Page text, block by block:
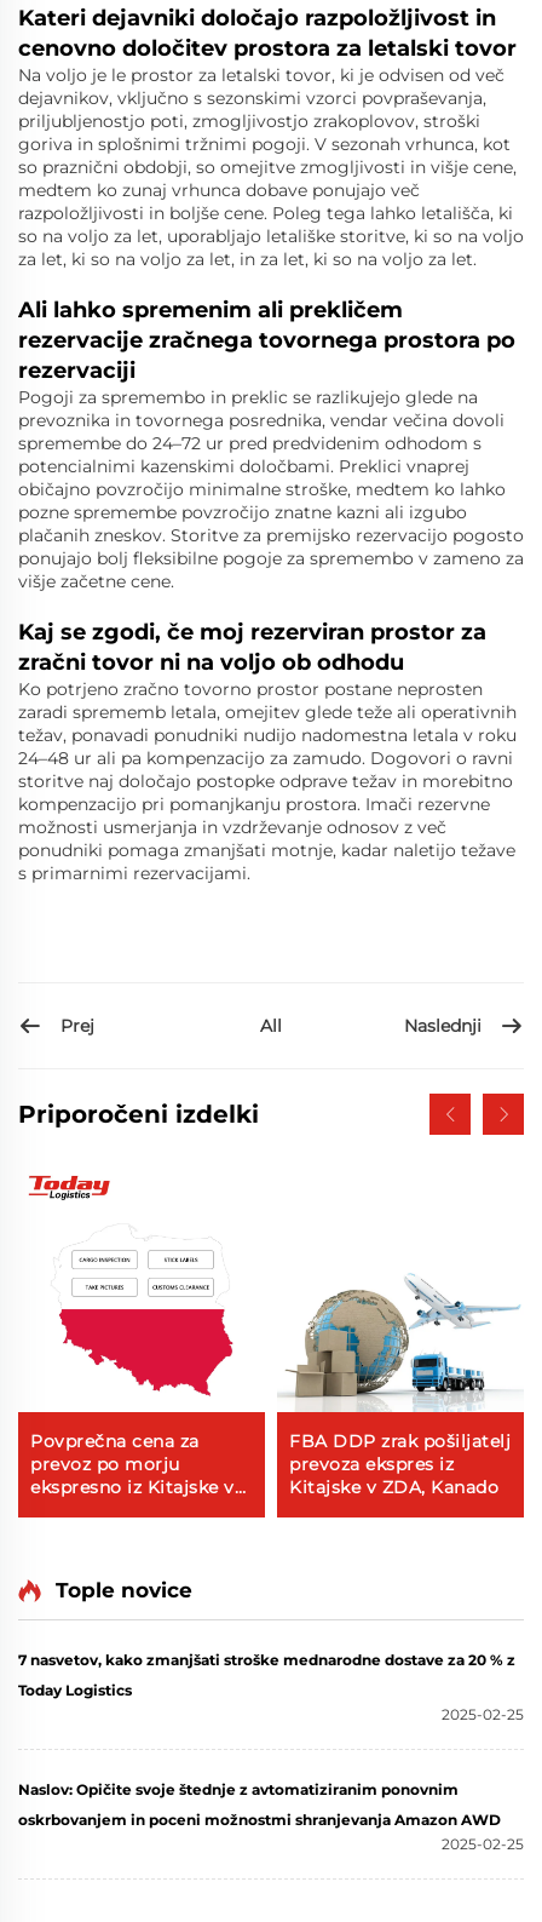
Kateri dejavniki določajo razpoložljivost in
cenovno določitev prostora za letalski tovor
Na voljo je le prostor za letalski tovor, ki je odvisen od več
dejavnikov, vključno s sezonskimi vzorci povpraševanja,
priljubljenostjo poti, zmogljivostjo zrakoplovov, stroški
goriva in splošnimi tržnimi pogoji. V sezonah vrhunca, kot
so praznični obdobji, so omejitve zmogljivosti in višje cene,
medtem ko zunaj vrhunca dobave ponujajo več
razpoložljivosti in boljše cene. Poleg tega lahko letališča, ki
so na voljo za let, uporabljajo letališke storitve, ki so na voljo
za let, ki so na voljo za let, in za let, ki so na voljo za let.
Ali lahko spremenim ali prekličem
rezervacije zračnega tovornega prostora po
rezervaciji
Pogoji za spremembo in preklic se razlikujejo glede na
prevoznika in tovornega posrednika, vendar večina dovoli
spremembe do 24–72 ur pred predvidenim odhodom s
potencialnimi kazenskimi določbami. Preklici vnaprej
običajno povzročijo minimalne stroške, medtem ko lahko
pozne spremembe povzročijo znatne kazni ali izgubo
plačanih zneskov. Storitve za premijsko rezervacijo pogosto
ponujajo bolj fleksibilne pogoje za spremembo v zameno za
višje začetne cene.
Kaj se zgodi, če moj rezerviran prostor za
zračni tovor ni na voljo ob odhodu
Ko potrjeno zračno tovorno prostor postane neprosten
zaradi sprememb letala, omejitev glede teže ali operativnih
težav, ponavadi ponudniki nudijo nadomestna letala v roku
24–48 ur ali pa kompenzacijo za zamudo. Dogovori o ravni
storitve naj določajo postopke odprave težav in morebitno
kompenzacijo pri pomanjkanju prostora. Imači rezervne
možnosti usmerjanja in vzdrževanje odnosov z več
ponudniki pomaga zmanjšati motnje, kadar naletijo težave
s primarnimi rezervacijami.
Prej All Naslednji
Priporočeni izdelki
Povprečna cena za
prevoz po morju
ekspresno iz Kitajske v
FBA DDP zrak pošiljatelj
prevoza ekspres iz
Kitajske v ZDA, Kanado
Tople novice
7 nasvetov, kako zmanjšati stroške mednarodne dostave za 20 % z
Today Logistics
2025-02-25
Naslov: Opičite svoje štednje z avtomatiziranim ponovnim
oskrbovanjem in poceni možnostmi shranjevanja Amazon AWD
2025-02-25